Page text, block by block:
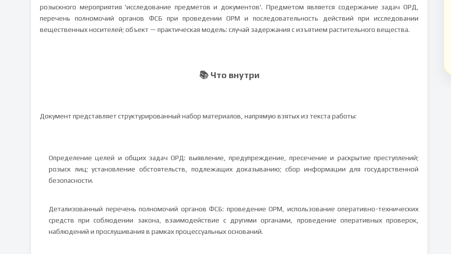
розыскного мероприятия 'исследование предметов и документов'. Предметом является содержание задач ОРД,
перечень полномочий органов ФСБ при проведении ОРМ и последовательность действий при исследовании
вещественных носителей; объект — практическая модель: случай задержания с изъятием растительного вещества.
📚 Что внутри
Документ представляет структурированный набор материалов, напрямую взятых из текста работы:
Определение целей и общих задач ОРД: выявление, предупреждение, пресечение и раскрытие преступлений;
розыск лиц; установление обстоятельств, подлежащих доказыванию; сбор информации для государственной
безопасности.
Детализованный перечень полномочий органов ФСБ: проведение ОРМ, использование оперативно-технических
средств при соблюдении закона, взаимодействие с другими органами, проведение оперативных проверок,
наблюдений и прослушивания в рамках процессуальных оснований.